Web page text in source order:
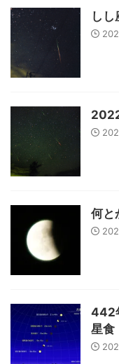
しし
何と
442
星食